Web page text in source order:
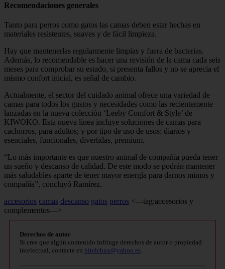
Recomendaciones generales
Tanto para perros como gatos las camas deben estar hechas en
materiales resistentes, suaves y de fácil limpieza.
Hay que mantenerlas regularmente limpias y fuera de bacterias.
Además, lo recomendable es hacer una revisión de la cama cada seis
meses para comprobar su estado, si presenta fallos y no se aprecia el
mismo confort inicial, es señal de cambio.
Actualmente, el sector del cuidado animal ofrece una variedad de
camas para todos los gustos y necesidades como las recientemente
lanzadas en la nueva colección ‘Leeby Comfort & Style’ de
KIWOKO. Esta nueva línea incluye soluciones de camas para
cachorros, para adultos; y por tipo de uso de usos: diarios y
esenciales, funcionales, divertidas, premium.
“Lo más importante es que nuestro animal de compañía pueda tener
un sueño y descanso de calidad. De este modo se podrán mantener
más saludables aparte de tener mayor energía para darnos mimos y
compañía”, concluyó Ramírez.
accesorios camas descanso gatos perros <---tag:accesorios y
complementos--->
Derechos de autor
Si cree que algún contenido infringe derechos de autor o propiedad
intelectual, contacte en bitelchux@yahoo.es